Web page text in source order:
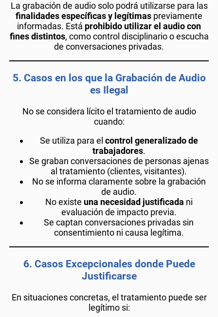
La grabación de audio solo podrá utilizarse para las
finalidades específicas y legítimas previamente
informadas. Está prohibido utilizar el audio con
fines distintos, como control disciplinario o escucha
de conversaciones privadas.
5. Casos en los que la Grabación de Audio
es Ilegal
No se considera lícito el tratamiento de audio
cuando:
Se utiliza para el control generalizado de
trabajadores.
Se graban conversaciones de personas ajenas
al tratamiento (clientes, visitantes).
No se informa claramente sobre la grabación
de audio.
No existe una necesidad justificada ni
evaluación de impacto previa.
Se captan conversaciones privadas sin
consentimiento ni causa legítima.
6. Casos Excepcionales donde Puede
Justificarse
En situaciones concretas, el tratamiento puede ser
legítimo si: